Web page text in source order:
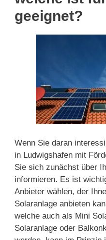
geeignet?
Wenn Sie daran
in Ludwigshafen mit
Sie sich zunächst über
informieren. Es ist
Anbieter wählen, der
Solaranlage anbieten
welche auch als Mini
Solaranlage oder